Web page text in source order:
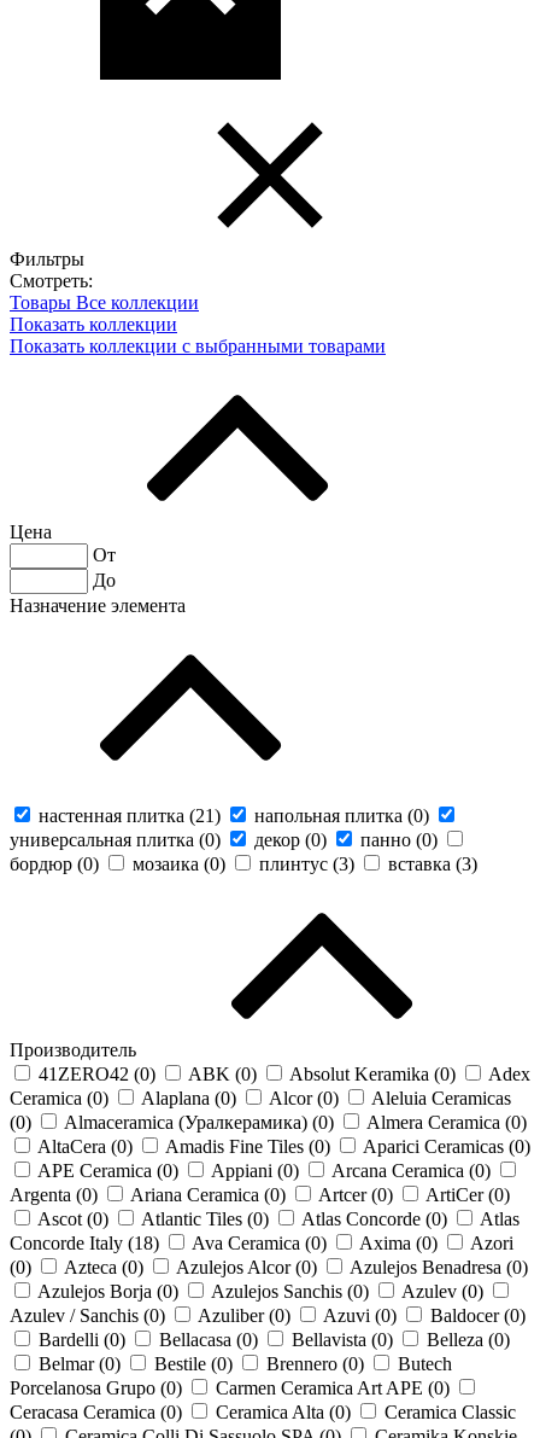
Фильтры
Смотреть:
Товары Все коллекции
Показать коллекции
Показать коллекции с выбранными товарами
Цена
От
До
Назначение элемента
настенная плитка (21) напольная плитка (0)
универсальная плитка (0) декор (0) панно (0)
бордюр (0) мозаика (0) плинтус (3) вставка (3)
Производитель
41ZERO42 (0) ABK (0) Absolut Keramika (0)
Adex
Ceramica (0) Alaplana (0) Alcor (0)
Aleluia Ceramicas
(0) Almaceramica (Уралкерамика) (0) Almera Ceramica (0)
AltaCera (0) Amadis Fine Tiles (0) Aparici Ceramicas (0)
APE Ceramica (0) Appiani (0) Arcana Ceramica (0)
Argenta (0) Ariana Ceramica (0) Artcer (0) ArtiCer (0)
Ascot (0) Atlantic Tiles (0) Atlas Concorde (0)
Atlas
Concorde Italy (18) Ava Ceramica (0) Axima (0)
Azori
(0) Azteca (0) Azulejos Alcor (0) Azulejos Benadresa (0)
Azulejos Borja (0) Azulejos Sanchis (0) Azulev (0)
Azulev / Sanchis (0) Azuliber (0) Azuvi (0) Baldocer (0)
Bardelli (0) Bellacasa (0) Bellavista (0) Belleza (0)
Belmar (0) Bestile (0) Brennero (0)
Butech
Porcelanosa Grupo (0) Carmen Ceramica Art APE (0)
Ceracasa Ceramica (0) Ceramica Alta (0)
Ceramica Classic